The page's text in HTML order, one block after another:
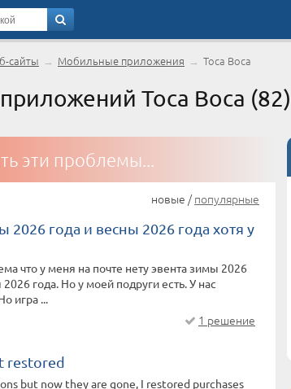
сайты → Мобильные приложения → Toca Boca
Toca Boca (82)
эти проблемы...
новые /популярные
2026 года и весны 2026 года хотя у
что у меня на почте нету эвента зимы 2026
года. Но у моей подруги есть. У нас
игра ...
1 решение
restored
but now they are gone, I restored purchases